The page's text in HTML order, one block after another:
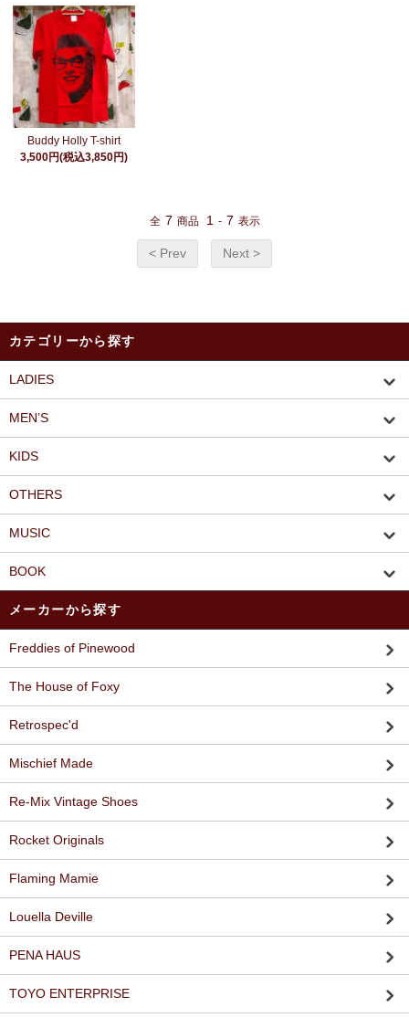
Buddy Holly T-shirt
3,500円(税込3,850円)
全 7 商品 1 - 7 表示
< Prev Next >
カテゴリーから探す
LADIES
MEN’S
KIDS
OTHERS
MUSIC
BOOK
メーカーから探す
Freddies of Pinewood
The House of Foxy
Retrospec'd
Mischief Made
Re-Mix Vintage Shoes
Rocket Originals
Flaming Mamie
Louella Deville
PENA HAUS
TOYO ENTERPRISE